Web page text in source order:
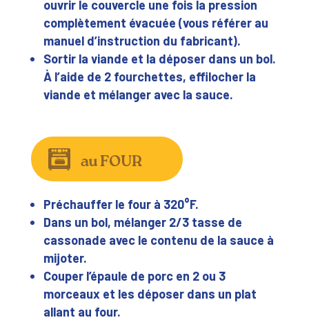
ouvrir le couvercle une fois la pression
complètement évacuée (vous référer au
manuel d’instruction du fabricant).
Sortir la viande et la déposer dans un bol.
À l’aide de 2 fourchettes, effilocher la
viande et mélanger avec la sauce.
au FOUR
Préchauffer le four à 320°F.
Dans un bol, mélanger 2/3 tasse de
cassonade avec le contenu de la sauce à
mijoter.
Couper l’épaule de porc en 2 ou 3
morceaux et les déposer dans un plat
allant au four.